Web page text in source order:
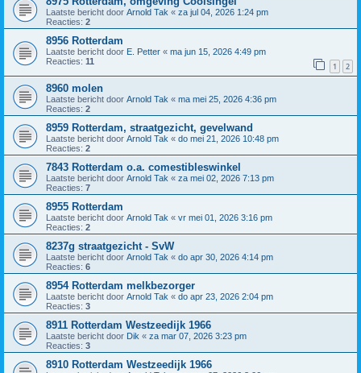
Laatste bericht door Arnold Tak « za jul 04, 2026 1:24 pm
Reacties: 2
8956 Rotterdam
Laatste bericht door E. Petter « ma jun 15, 2026 4:49 pm
Reacties: 11 1 2
8960 molen
Laatste bericht door Arnold Tak « ma mei 25, 2026 4:36 pm
Reacties: 2
8959 Rotterdam, straatgezicht, gevelwand
Laatste bericht door Arnold Tak « do mei 21, 2026 10:48 pm
Reacties: 2
7843 Rotterdam o.a. comestibleswinkel
Laatste bericht door Arnold Tak « za mei 02, 2026 7:13 pm
Reacties: 7
8955 Rotterdam
Laatste bericht door Arnold Tak « vr mei 01, 2026 3:16 pm
Reacties: 2
8237g straatgezicht - SvW
Laatste bericht door Arnold Tak « do apr 30, 2026 4:14 pm
Reacties: 6
8954 Rotterdam melkbezorger
Laatste bericht door Arnold Tak « do apr 23, 2026 2:04 pm
Reacties: 3
8911 Rotterdam Westzeedijk 1966
Laatste bericht door Dik « za mar 07, 2026 3:23 pm
Reacties: 3
8910 Rotterdam Westzeedijk 1966